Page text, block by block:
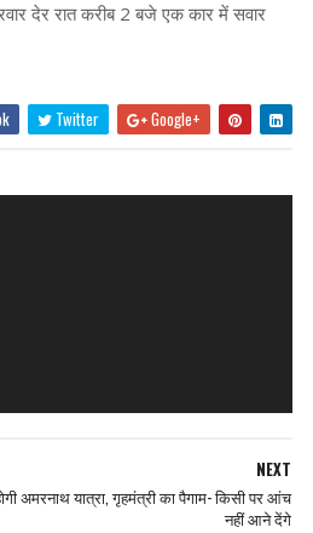
देर रात करीब 2 बजे एक कार में सवार
Twitter Google+
NEXT
अमरनाथ यात्रा, गृहमंत्री का पैगाम- किसी पर आंच
नहीं आने देंगे